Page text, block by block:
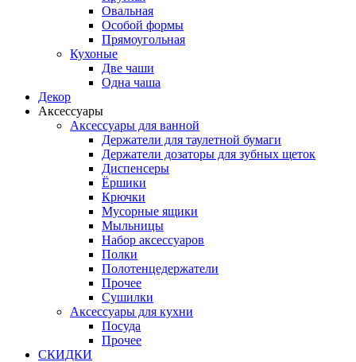
Овальная
Особой формы
Прямоугольная
Кухоные
Две чаши
Одна чаша
Декор
Аксессуары
Аксессуары для ванной
Держатели для таулетной бумаги
Держатели дозаторы для зубных щеток
Диспенсеры
Ёршики
Крючки
Мусорные ящики
Мыльницы
Набор аксессуаров
Полки
Полотенцедержатели
Прочее
Сушилки
Аксессуары для кухни
Посуда
Прочее
СКИДКИ